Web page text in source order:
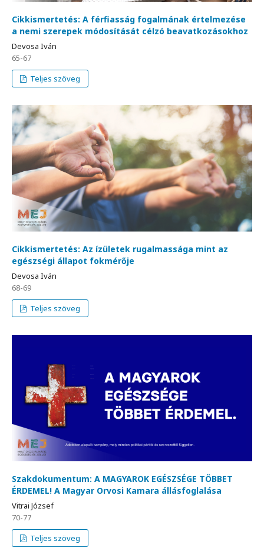
Cikkismertetés: A férfiasság fogalmának értelmezése
a nemi szerepek módosítását célzó beavatkozásokhoz
Devosa Iván
65-67
Teljes szöveg
Cikkismertetés: Az ízületek rugalmassága mint az
egészségi állapot fokmérője
Devosa Iván
68-69
Teljes szöveg
Szakdokumentum: A MAGYAROK EGÉSZSÉGE TÖBBET
ÉRDEMEL! A Magyar Orvosi Kamara állásfoglalása
Vitrai József
70-77
Teljes szöveg